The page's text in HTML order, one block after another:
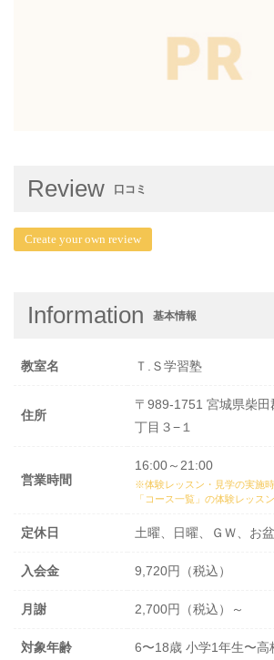
Review 口コミ
Create your own review
Information 基本情報
教室名 Ｔ.Ｓ学習塾
住所
〒989-1751 宮城県柴田
丁目３−１
営業時間
16:00～21:00
※体験レッスン・見学の実施時
「コース一覧」の体験レッス
定休日 土曜、日曜、ＧＷ、お
入会金 9,720円（税込）
月謝 2,700円（税込）～
対象年齢 6〜18歳 小学1年生〜高